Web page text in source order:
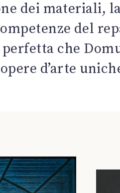
dei materiali,
del
che
d’arte